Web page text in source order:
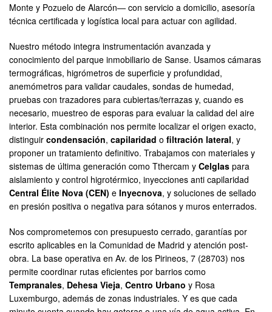
Monte y Pozuelo de Alarcón— con servicio a domicilio, asesoría
técnica certificada y logística local para actuar con agilidad.
Nuestro método integra instrumentación avanzada y
conocimiento del parque inmobiliario de Sanse. Usamos cámaras
termográficas, higrómetros de superficie y profundidad,
anemómetros para validar caudales, sondas de humedad,
pruebas con trazadores para cubiertas/terrazas y, cuando es
necesario, muestreo de esporas para evaluar la calidad del aire
interior. Esta combinación nos permite localizar el origen exacto,
distinguir condensación, capilaridad o filtración lateral, y
proponer un tratamiento definitivo. Trabajamos con materiales y
sistemas de última generación como Tthercam y Celglas para
aislamiento y control higrotérmico, inyecciones anti capilaridad
Central Élite Nova (CEN) e Inyecnova, y soluciones de sellado
en presión positiva o negativa para sótanos y muros enterrados.
Nos comprometemos con presupuesto cerrado, garantías por
escrito aplicables en la Comunidad de Madrid y atención post-
obra. La base operativa en Av. de los Pirineos, 7 (28703) nos
permite coordinar rutas eficientes por barrios como
Tempranales, Dehesa Vieja, Centro Urbano y Rosa
Luxemburgo, además de zonas industriales. Y es que cada